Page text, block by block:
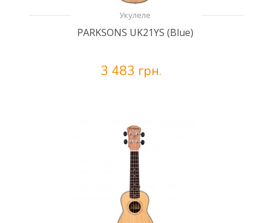
Укулеле
PARKSONS UK21YS (Blue)
3 483 грн.